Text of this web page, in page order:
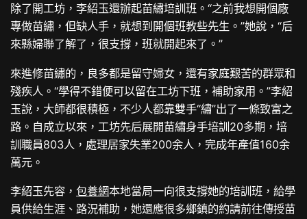
除了開工坊，李紹玉還辦起苗繡培訓班。“之前我想開個廠
專做苗繡，但缺人手，就想到開個班教些先生。”她說，“后
來縣婦聯了解了，很支撐，班就開起來了。”
來進修苗繡的，良多都是留守婦女，還有家庭艱苦的群眾和
殘疾人。“學得不錯便可以留在工坊下班，補助家用。”李紹
玉說，大師都很積極，不少人都靠雙手“繡”出了一條致富之
路。自成立以來，工坊先后展開苗繡身手培訓20多期，培
訓職員803人，處理居家失業200余人，完成年產值160余
萬元。
李紹玉先容，包養網本地當局一向很支撐她的培訓班，給學
員供給生涯、路況補助，她還應很多鄉鎮的約請前往傳授苗